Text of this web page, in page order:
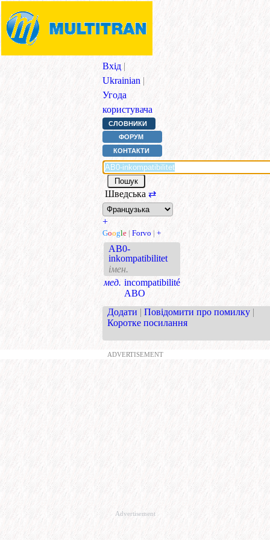
Вхід |
Ukrainian |
Угода
користувача
СЛОВНИКИ
ФОРУМ
КОНТАКТИ
Шведська ⇄
+
Google | Forvo | +
AB0-
inkompatibilitet
імен.
мед. incompatibilité
ABO
Додати | Повідомити про помилку |
Коротке посилання
ADVERTISEMENT
Advertisement